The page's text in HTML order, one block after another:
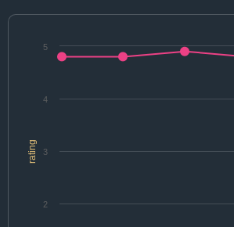
rating
2
3
4
5